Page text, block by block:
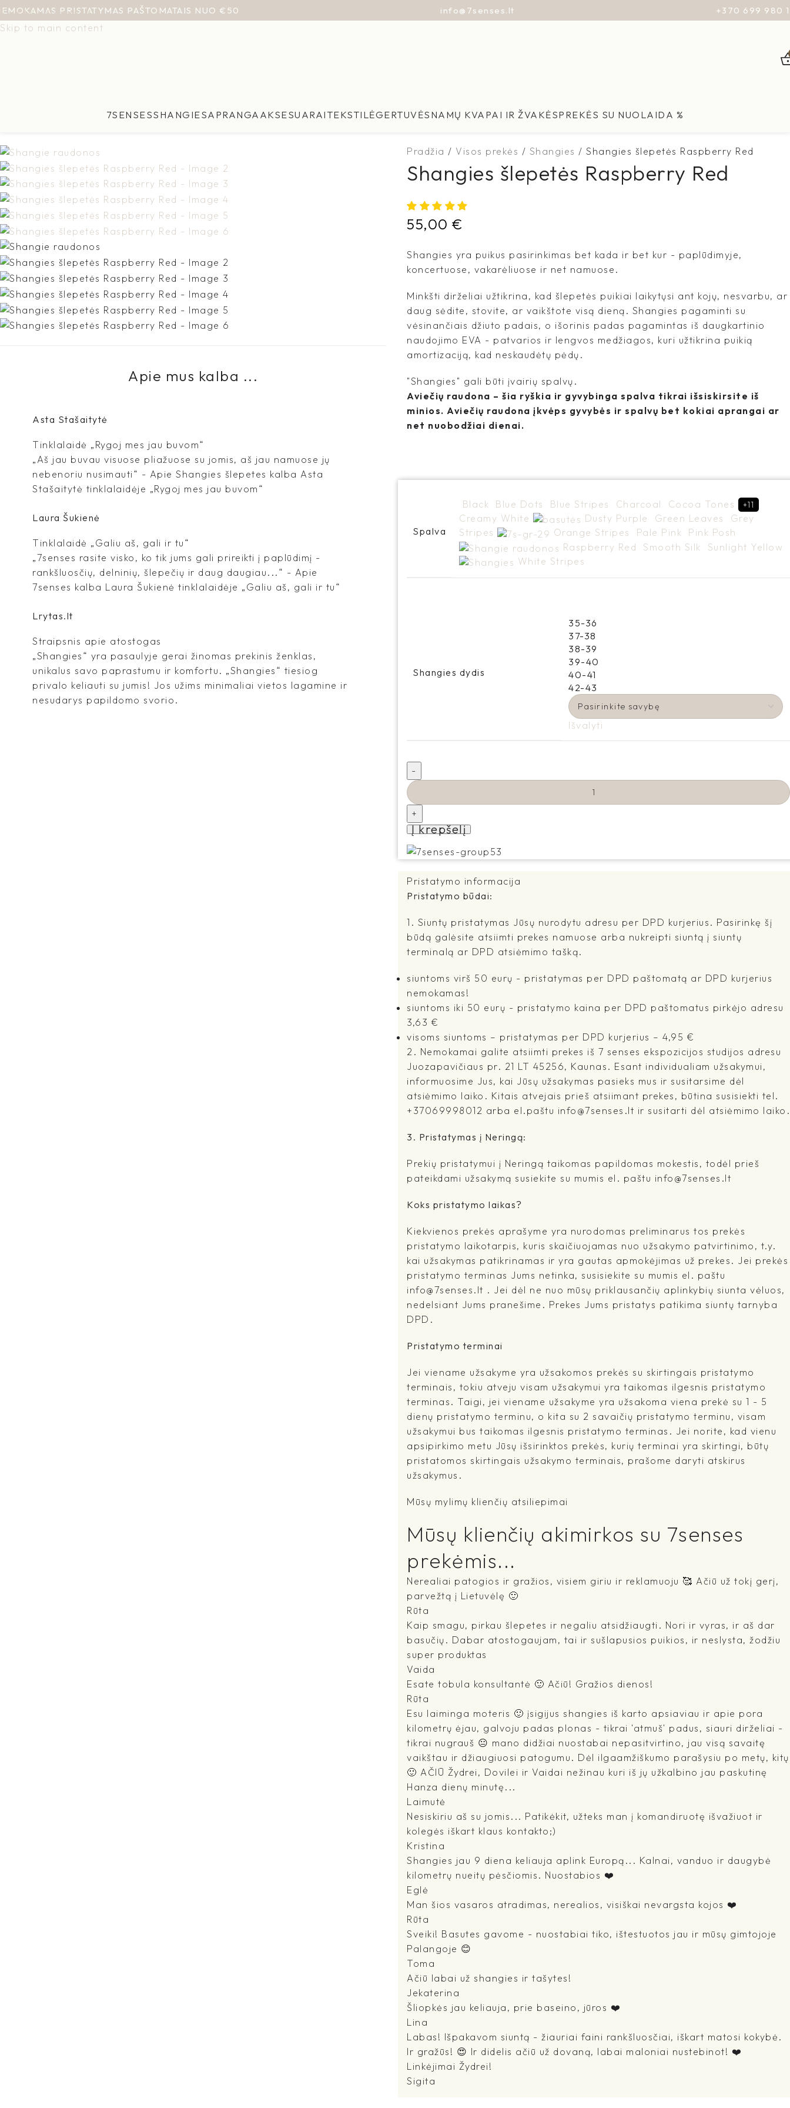
Skip to navigation
Skip to main content
PRISTATYMAS PAŠTOMATAIS NUO €50 info@7senses.lt +370 699 980
7SENSESSHANGIESAPRANGA AKSESUARAI TEKSTILĖGERTUVĖS NAMŲ KVAPAI IR ŽVAKĖSPREKĖS SU NUOLAIDA %
Apie mus kalba ...
Asta Stašaitytė
Tinklalaidė „Rygoj mes jau buvom“
„Aš jau buvau visuose pliažuose su jomis, aš jau namuose jų
nebenoriu nusimauti“ - Apie Shangies šlepetes kalba Asta
Stašaitytė tinklalaidėje „Rygoj mes jau buvom“
Laura Šukienė
Tinklalaidė „Galiu aš, gali ir tu“
„7senses rasite visko, ko tik jums gali prireikti į paplūdimį -
rankšluosčių, delninių, šlepečių ir daug daugiau...“ - Apie
7senses kalba Laura Šukienė tinklalaidėje „Galiu aš, gali ir tu“
Lrytas.lt
Straipsnis apie atostogas
„Shangies“ yra pasaulyje gerai žinomas prekinis ženklas,
unikalus savo paprastumu ir komfortu. „Shangies“ tiesiog
privalo keliauti su jumis! Jos užims minimaliai vietos lagamine ir
nesudarys papildomo svorio.
Pradžia Visos prekės Shangies Shangies šlepetės Raspberry Red
Shangies šlepetės Raspberry Red
55,00 €
Shangies yra puikus pasirinkimas bet kada ir bet kur - paplūdimyje,
koncertuose, vakarėliuose ir net namuose.
Minkšti dirželiai užtikrina, kad šlepetės puikiai laikytųsi ant kojų, nesvarbu, ar
daug sėdite, stovite, ar vaikštote visą dieną. Shangies pagaminti su
vėsinančiais džiuto padais, o išorinis padas pagamintas iš daugkartinio
naudojimo EVA - patvarios ir lengvos medžiagos, kuri užtikrina puikią
amortizaciją, kad neskaudėtų pėdų.
"Shangies" gali būti įvairių spalvų.
Aviečių raudona – šia ryškia ir gyvybinga spalva tikrai išsiskirsite iš
minios. Aviečių raudona įkvėps gyvybės ir spalvų bet kokiai aprangai ar
net nuobodžiai dienai.
Spalva
Black Blue Dots Blue Stripes Charcoal Cocoa Tones +11
Creamy White Dusty Purple Green Leaves
Grey
Stripes
Orange Stripes Pale Pink
Pink Posh
Raspberry Red
Smooth Silk
Sunlight Yellow
White Stripes
Shangies dydis
35-36
37-38
38-39
39-40
40-41
42-43
Išvalyti
Į krepšelį
Pristatymo informacija
Pristatymo būdai:
1. Siuntų pristatymas Jūsų nurodytu adresu per DPD kurjerius. Pasirinkę šį
būdą galėsite atsiimti prekes namuose arba nukreipti siuntą į siuntų
terminalą ar DPD atsiėmimo tašką.
siuntoms virš 50 eurų - pristatymas per DPD paštomatą ar DPD kurjerius
nemokamas!
siuntoms iki 50 eurų - pristatymo kaina per DPD paštomatus pirkėjo adresu
3,63 €
visoms siuntoms – pristatymas per DPD kurjerius – 4,95 €
2. Nemokamai galite atsiimti prekes iš 7 senses ekspozicijos studijos adresu
Juozapavičiaus pr. 21 LT 45256, Kaunas. Esant individualiam užsakymui,
informuosime Jus, kai Jūsų užsakymas pasieks mus ir susitarsime dėl
atsiėmimo laiko. Kitais atvejais prieš atsiimant prekes, būtina susisiekti tel.
+37069998012 arba el.paštu info@7senses.lt ir susitarti dėl atsiėmimo laiko.
3. Pristatymas į Neringą:
Prekių pristatymui į Neringą taikomas papildomas mokestis, todėl prieš
pateikdami užsakymą susiekite su mumis el. paštu info@7senses.lt
Koks pristatymo laikas?
Kiekvienos prekės aprašyme yra nurodomas preliminarus tos prekės
pristatymo laikotarpis, kuris skaičiuojamas nuo užsakymo patvirtinimo, t.y.
kai užsakymas patikrinamas ir yra gautas apmokėjimas už prekes. Jei prekės
pristatymo terminas Jums netinka, susisiekite su mumis el. paštu
info@7senses.lt . Jei dėl ne nuo mūsų priklausančių aplinkybių siunta vėluos,
nedelsiant Jums pranešime. Prekes Jums pristatys patikima siuntų tarnyba
DPD.
Pristatymo terminai
Jei viename užsakyme yra užsakomos prekės su skirtingais pristatymo
terminais, tokiu atveju visam užsakymui yra taikomas ilgesnis pristatymo
terminas. Taigi, jei viename užsakyme yra užsakoma viena prekė su 1 - 5
dienų pristatymo terminu, o kita su 2 savaičių pristatymo terminu, visam
užsakymui bus taikomas ilgesnis pristatymo terminas. Jei norite, kad vienu
apsipirkimo metu Jūsų išsirinktos prekės, kurių terminai yra skirtingi, būtų
pristatomos skirtingais užsakymo terminais, prašome daryti atskirus
užsakymus.
Mūsų mylimų klienčių atsiliepimai
Mūsų klienčių akimirkos su 7senses
prekėmis...
Nerealiai patogios ir gražios, visiem giriu ir reklamuoju 🥰 Ačiū už tokį gerį,
parvežtą į Lietuvėlę 🙂
Rūta
Kaip smagu, pirkau šlepetes ir negaliu atsidžiaugti. Nori ir vyras, ir aš dar
basučių. Dabar atostogaujam, tai ir sušlapusios puikios, ir neslysta, žodžiu
super produktas
Vaida
Esate tobula konsultantė 🙂 Ačiū! Gražios dienos!
Rūta
Esu laiminga moteris 🙂 įsigijus shangies iš karto apsiaviau ir apie pora
kilometrų ėjau, galvoju padas plonas - tikrai 'atmuš' padus, siauri dirželiai -
tikrai nugrauš 😐 mano didžiai nuostabai nepasitvirtino, jau visą savaitę
vaikštau ir džiaugiuosi patogumu. Dėl ilgaamžiškumo parašysiu po metų, kitų
🙂 AČIŪ Žydrei, Dovilei ir Vaidai nežinau kuri iš jų užkalbino jau paskutinę
Hanza dienų minutę...
Laimutė
Nesiskiriu aš su jomis... Patikėkit, užteks man į komandiruotę išvažiuot ir
kolegės iškart klaus kontakto;)
Kristina
Shangies jau 9 diena keliauja aplink Europą... Kalnai, vanduo ir daugybė
kilometrų nueitų pėsčiomis. Nuostabios ❤️
Eglė
Man šios vasaros atradimas, nerealios, visiškai nevargsta kojos ❤️
Rūta
Sveiki! Basutes gavome - nuostabiai tiko, ištestuotos jau ir mūsų gimtojoje
Palangoje 😊
Toma
Ačiū labai už shangies ir tašytes!
Jekaterina
Šliopkės jau keliauja, prie baseino, jūros ❤️
Lina
Labas! Išpakavom siuntą - žiauriai faini rankšluosčiai, iškart matosi kokybė.
Ir gražūs! 😍 Ir didelis ačiū už dovaną, labai maloniai nustebinot! ❤️
Linkėjimai Žydrei!
Sigita